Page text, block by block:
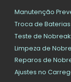
Manutenção
Troca de Baterias
Teste de Nobreak
Limpeza de
Reparos de
Ajustes no